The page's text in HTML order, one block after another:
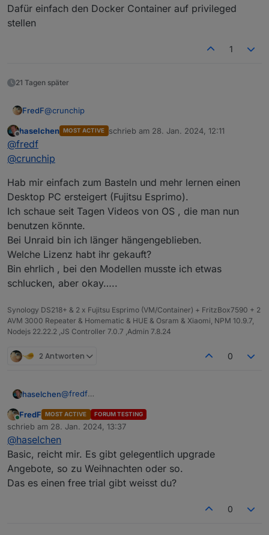
Dafür einfach den Docker Container auf privileged
stellen
1
21 Tagen später
FredF@crunchip
So ist das. Ich lerne auch immer noch dazu...
Mir fällt gerade noch ein weiterer Grund für meinen
Umstieg von Proxmox ein:
Das einloggen in jeden LXC und aktualisieren über sudo
xxx bei jedem update fand ich ziemlich lästig
@crunchipsagte inBeratung: Proxmox oder Unraid?
@fredfsagte in Beratung: Proxmox oder Unraid?:
anlegen
und
https://github.com/simatec/ioBroker.backitup/wiki/i
oBroker.backitup-Wiki-Deutsch
stellen
Offline
haselchen MOST ACTIVE schrieb am 28. Jan. 2024, 12:11
zuletzt editiert von
@fredf
@crunchip
Hab mir einfach zum Basteln und mehr lernen einen
Desktop PC ersteigert (Fujitsu Esprimo).
Ich schaue seit Tagen Videos von OS , die man nun
benutzen könnte.
Bei Unraid bin ich länger hängengeblieben.
Welche Lizenz habt ihr gekauft?
Bin ehrlich , bei den Modellen musste ich etwas
schlucken, aber okay…..
Synology DS218+ & 2 x Fujitsu Esprimo (VM/Container) + FritzBox7590 + 2
AVM 3000 Repeater & Homematic & HUE & Osram & Xiaomi, NPM 10.9.7,
Nodejs 22.22.2 ,JS Controller 7.0.7 ,Admin 7.8.24
2 Antworten 0
haselchen@fredf
Hab mir einfach zum Basteln und mehr lernen einen
Desktop PC ersteigert (Fujitsu Esprimo).
benutzen könnte.
Bei Unraid bin ich länger hängengeblieben.
Welche Lizenz habt ihr gekauft?
Bin ehrlich , bei den Modellen musste ich etwas
Online
FredF MOST ACTIVE FORUM TESTING
schrieb am 28. Jan. 2024, 13:37
zuletzt editiert von
@haselchen
Basic, reicht mir. Es gibt gelegentlich upgrade
Angebote, so zu Weihnachten oder so.
Das es einen free trial gibt weisst du?
0